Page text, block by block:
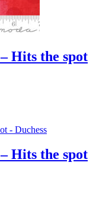
Hits the spot
Hits the spot